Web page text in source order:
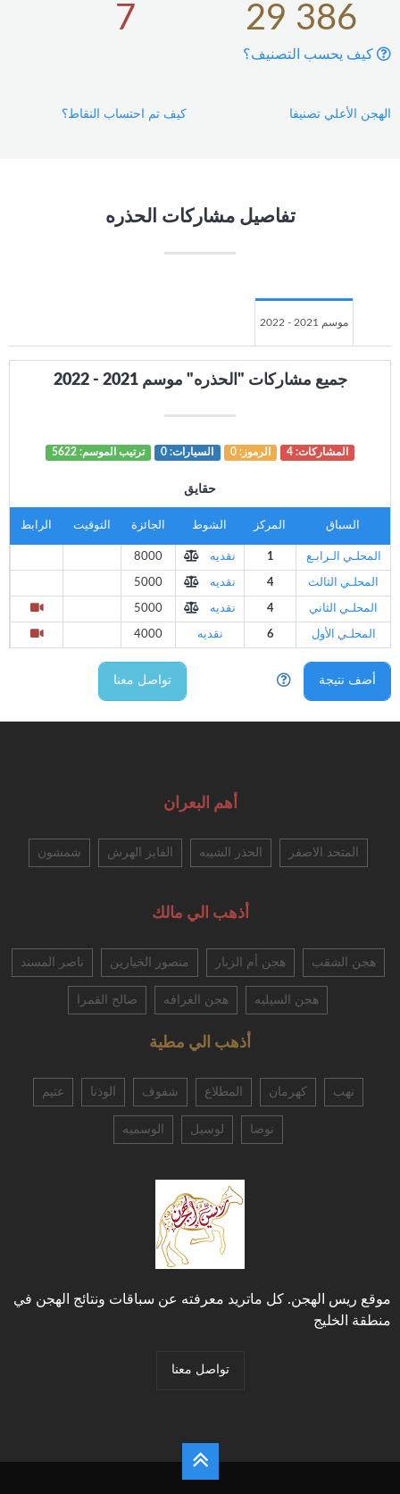
7 29 386
كيف يحسب التصنيف؟
كيف تم احتساب النقاط؟ الهجن الأعلي تصنيفا
تفاصيل مشاركات الحذره
موسم 2021 - 2022
جميع مشاركات "الحذره" موسم 2021 - 2022
المشاركات: 4 الرموز: 0 السيارات: 0 ترتيب الموسم: 5622
حقايق
السباق المركز الشوط الجائزة التوقيت الرابط
المحلـي الـرابـع 1 نقديه 8000
المحلـي الثالث 4 نقديه 5000
المحلـي الثاني 4 نقديه 5000
المحلـي الأول 6 نقديه 4000
تواصل معنا أضف نتيجة
أهم البعران
المتحد الاصفر الحذر الشيبه الفايز الهرش شمشون
أذهب الي مالك
هجن الشقب هجن أم الزبار منصور الخيارين ناصر المسند
هجن السيليه هجن الغرافه صالح القمرا
أذهب الي مطية
نهب كهرمان المطلاع شفوف الوذنا عتيم
نوضا لوسيل الوسميه
موقع ريس الهجن. كل ماتريد معرفته عن سباقات ونتائج الهجن في
منطقة الخليج
تواصل معنا